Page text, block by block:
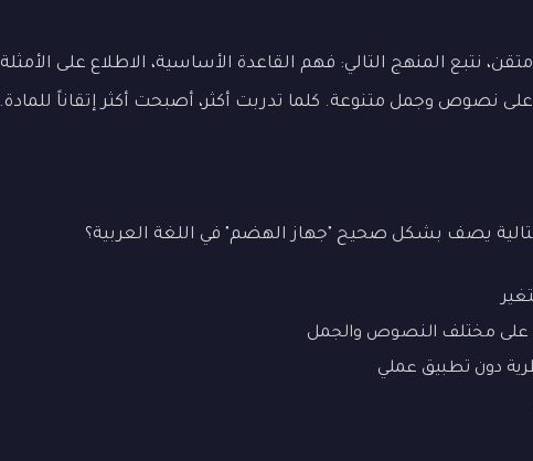
نتبع المنهج التالي: فهم القاعدة الأساسية، الاطلاع على الأمثلة
نصوص وجمل متنوعة. كلما تدربت أكثر، أصبحت أكثر إتقاناً للمادة.
يصف بشكل صحيح "جهاز الهضم" في اللغة العربية؟
على مختلف النصوص والجمل
دون تطبيق عملي